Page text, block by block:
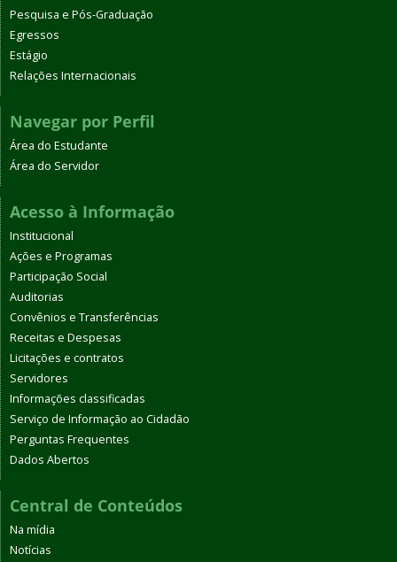
Pesquisa e Pós-Graduação
Egressos
Estágio
Relações Internacionais
Navegar por Perfil
Área do Estudante
Área do Servidor
Acesso à Informação
Institucional
Ações e Programas
Participação Social
Auditorias
Convênios e Transferências
Receitas e Despesas
Licitações e contratos
Servidores
Informações classificadas
Serviço de Informação ao Cidadão
Perguntas Frequentes
Dados Abertos
Central de Conteúdos
Na mídia
Notícias